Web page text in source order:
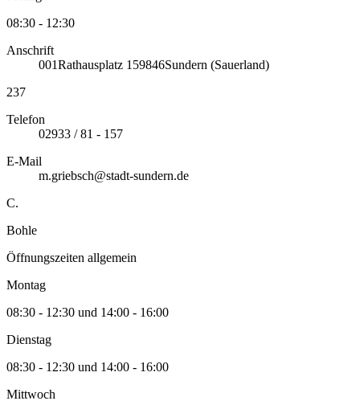
08:30 - 12:30
Anschrift
001Rathausplatz 1 59846Sundern (Sauerland)
237
Telefon
02933 / 81 - 157
E-Mail
m.griebsch@stadt-sundern.de
C.
Bohle
Öffnungszeiten allgemein
Montag
08:30 - 12:30 und 14:00 - 16:00
Dienstag
08:30 - 12:30 und 14:00 - 16:00
Mittwoch